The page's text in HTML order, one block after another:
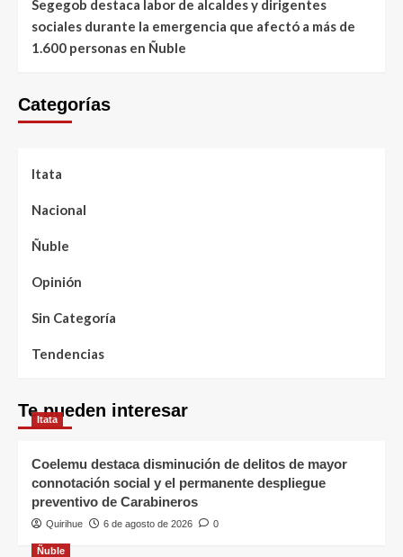
Segegob destaca labor de alcaldes y dirigentes
sociales durante la emergencia que afectó a más de
1.600 personas en Ñuble
Categorías
Itata
Nacional
Ñuble
Opinión
Sin Categoría
Tendencias
Te pueden interesar
Itata
Coelemu destaca disminución de delitos de mayor
connotación social y el permanente despliegue
preventivo de Carabineros
Quirihue 6 de agosto de 2026 0
Ñuble